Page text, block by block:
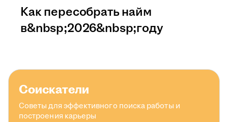
Как пересобрать найм
в&nbsp;2026&nbsp;году
Соискатели
Советы для эффективного поиска работы и
построения карьеры